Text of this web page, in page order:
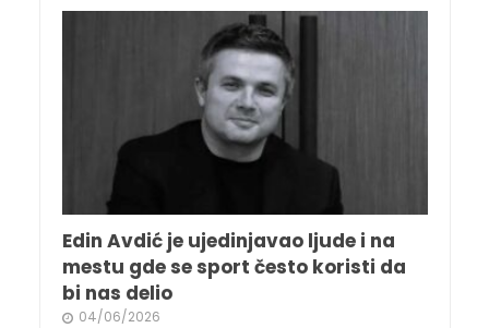
Edin Avdić je ujedinjavao ljude i na
mestu gde se sport često koristi da
bi nas delio
04/06/2026